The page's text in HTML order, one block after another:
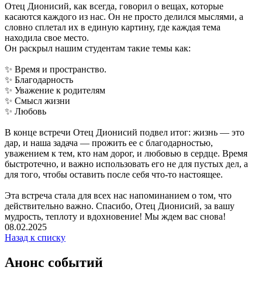
Отец Дионисий, как всегда, говорил о вещах, которые
касаются каждого из нас. Он не просто делился мыслями, а
словно сплетал их в единую картину, где каждая тема
находила свое место.
Он раскрыл нашим студентам такие темы как:
✨ Время и пространство.
✨ Благодарность
✨ Уважение к родителям
✨ Смысл жизни
✨ Любовь
В конце встречи Отец Дионисий подвел итог: жизнь — это
дар, и наша задача — прожить ее с благодарностью,
уважением к тем, кто нам дорог, и любовью в сердце. Время
быстротечно, и важно использовать его не для пустых дел, а
для того, чтобы оставить после себя что-то настоящее.
Эта встреча стала для всех нас напоминанием о том, что
действительно важно. Спасибо, Отец Дионисий, за вашу
мудрость, теплоту и вдохновение! Мы ждем вас снова!
08.02.2025
Назад к списку
Анонс событий